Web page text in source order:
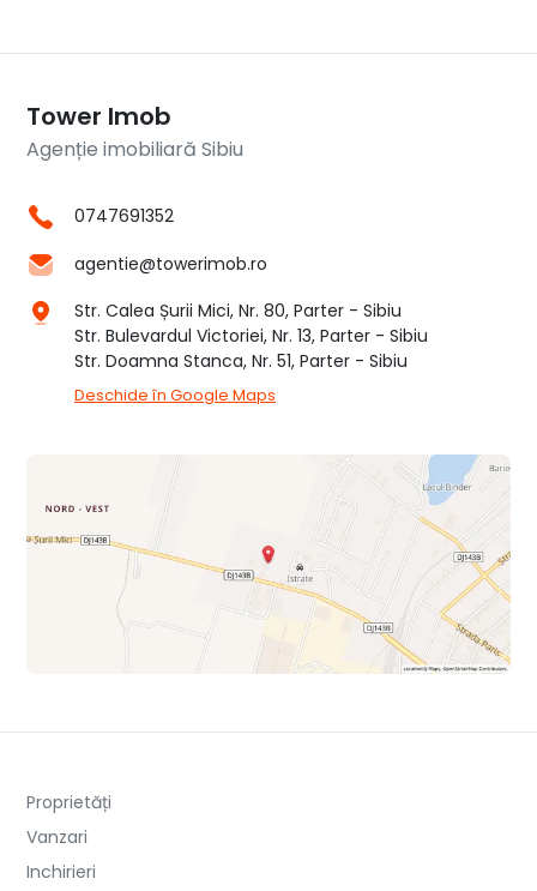
Tower Imob
Agenție imobiliară Sibiu
0747691352
agentie@towerimob.ro
Str. Calea Șurii Mici, Nr. 80, Parter - Sibiu
Str. Bulevardul Victoriei, Nr. 13, Parter - Sibiu
Str. Doamna Stanca, Nr. 51, Parter - Sibiu
Deschide în Google Maps
Proprietăți
Vanzari
Inchirieri